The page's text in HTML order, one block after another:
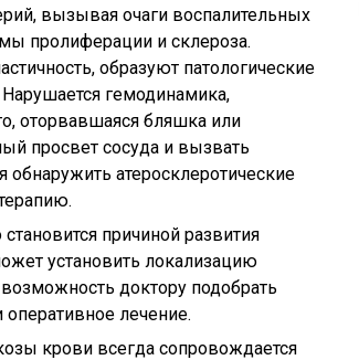
вызывая очаги воспалительных
пролиферации и склероза.
образуют патологические
гемодинамика,
оторвавшаяся бляшка или
просвет сосуда и вызвать
атеросклеротические
причиной развития
установить локализацию
доктору подобрать
лечение.
крови всегда сопровождается